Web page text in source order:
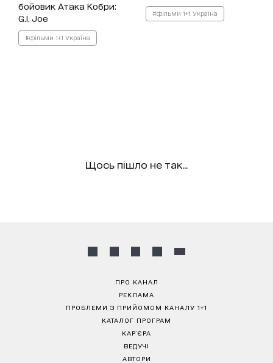
бойовик Атака Кобри:
G.I. Joe
#фільми 1+1 Україна
#фільми 1+1 Україна
Щось пішло не так...
ПРО КАНАЛ
РЕКЛАМА
ПРОБЛЕМИ З ПРИЙОМОМ КАНАЛУ 1+1
КАТАЛОГ ПРОГРАМ
КАР’ЄРА
ВЕДУЧІ
АВТОРИ